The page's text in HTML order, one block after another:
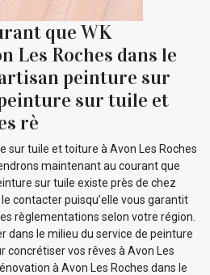
que WK
Les Roches dans le
artisan peinture sur
sur tuile et
rè
sur tuile et toiture à Avon Les Roches
maintenant au courant que
sur tuile existe près de chez
contacter puisqu’elle vous garantit
règlementations selon votre région.
dans le milieu du service de peinture
concrétiser vos rêves à Avon Les
à Avon Les Roches dans le